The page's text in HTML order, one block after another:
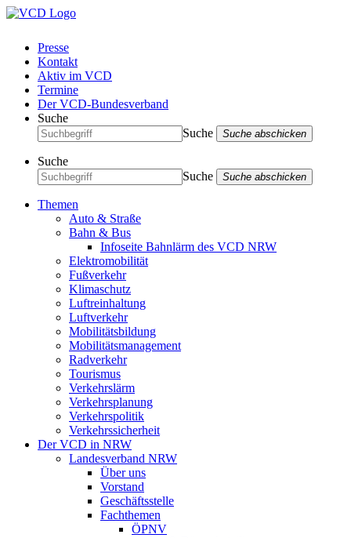
Presse
Kontakt
Aktiv im VCD
Termine
Der VCD-Bundesverband
Suche
Suche
Suche abschicken
Suche
Suche
Suche abschicken
Themen
Auto & Straße
Bahn & Bus
Infoseite Bahnlärm des VCD NRW
Elektromobilität
Fußverkehr
Klimaschutz
Luftreinhaltung
Luftverkehr
Mobilitätsbildung
Mobilitätsmanagement
Radverkehr
Tourismus
Verkehrslärm
Verkehrsplanung
Verkehrspolitik
Verkehrssicherheit
Der VCD in NRW
Landesverband NRW
Über uns
Vorstand
Geschäftsstelle
Fachthemen
ÖPNV